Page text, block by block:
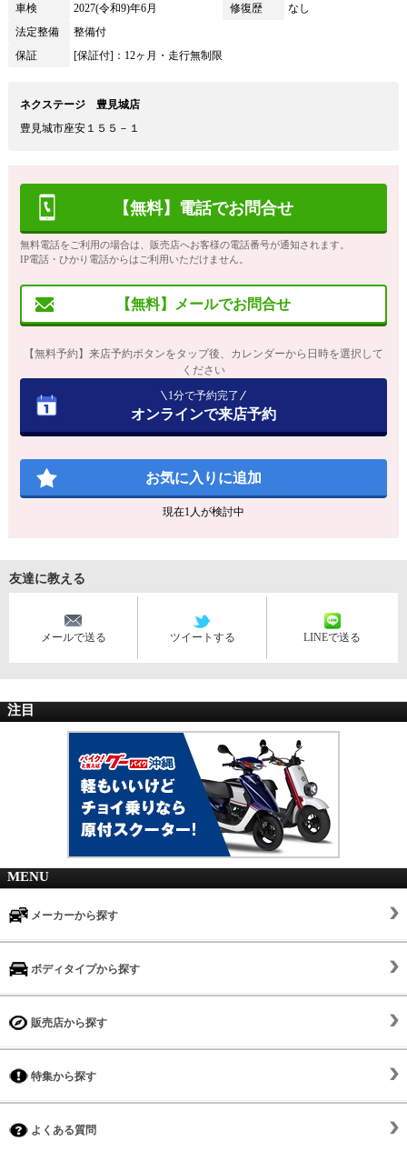
車検
2027(令和9)年6月 修復歴
なし
法定整備
整備付
保証
[保証付]：12ヶ月・走行無制限
ネクステージ 豊見城店
豊見城市座安１５５－１
【無料】電話でお問合せ
無料電話をご利用の場合は、販売店へお客様の電話番号が通知されます。
IP電話・ひかり電話からはご利用いただけません。
【無料】メールでお問合せ
【無料予約】来店予約ボタンをタップ後、カレンダーから日時を選択して
ください
1分で予約完了
オンラインで来店予約
お気に入りに追加
現在1 人が検討中
友達に教える
メールで送る ツイートする LINEで送る
注目
MENU
メーカーから探す
ボディタイプから探す
販売店から探す
特集から探す
よくある質問